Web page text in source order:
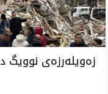
زەویلەرزەی نوویگ
قوربانیەیلی